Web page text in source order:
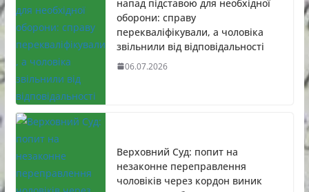
напад підставою для необхідної
оборони: справу
перекваліфікували, а чоловіка
звільнили від відповідальності
06.07.2026
Верховний Суд: попит на
незаконне переправлення
чоловіків через кордон виник